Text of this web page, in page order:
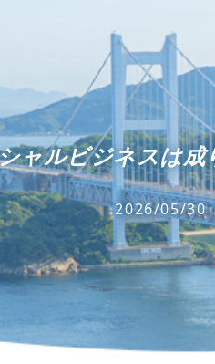
ャルビジネスは
2026/05/30